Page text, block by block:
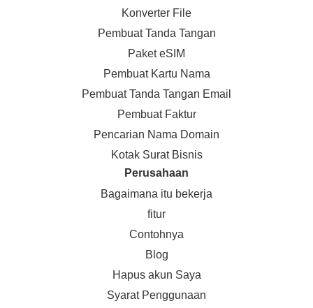
Konverter File
Pembuat Tanda Tangan
Paket eSIM
Pembuat Kartu Nama
Pembuat Tanda Tangan Email
Pembuat Faktur
Pencarian Nama Domain
Kotak Surat Bisnis
Perusahaan
Bagaimana itu bekerja
fitur
Contohnya
Blog
Hapus akun Saya
Syarat Penggunaan